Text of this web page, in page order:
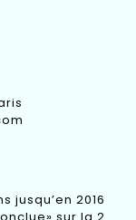
jusqu’en 2016